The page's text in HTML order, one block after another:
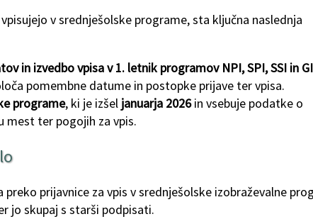
v srednješolske programe, sta ključna naslednja
in izvedbo vpisa v 1. letnik programov NPI, SPI, SSI in
pomembne datume in postopke prijave ter vpisa.
programe, ki je izšel januarja 2026in vsebuje podatke o
mest ter pogojih za vpis.
prijavnice za vpis v srednješolske izobraževalne
jo skupaj s starši podpisati.